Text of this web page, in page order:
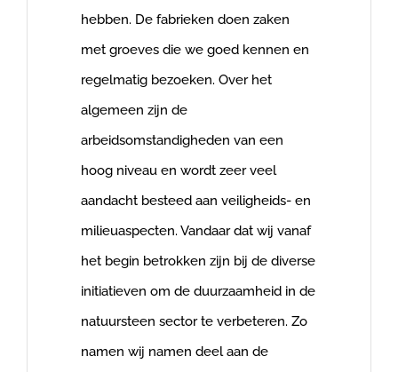
hebben. De fabrieken doen zaken
met groeves die we goed kennen en
regelmatig bezoeken. Over het
algemeen zijn de
arbeidsomstandigheden van een
hoog niveau en wordt zeer veel
aandacht besteed aan veiligheids- en
milieuaspecten. Vandaar dat wij vanaf
het begin betrokken zijn bij de diverse
initiatieven om de duurzaamheid in de
natuursteen sector te verbeteren. Zo
namen wij namen deel aan de